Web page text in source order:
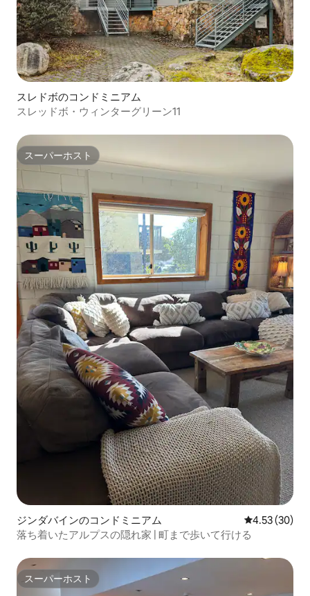
スレドボのコンドミニアム
スレッドボ・ウィンターグリーン11
スーパーホスト
スーパーホスト
ジンダバインのコンドミニアム レビュー30
4.53 (30)
落ち着いたアルプスの隠れ家 | 町まで歩いて行ける
スーパーホスト
スーパーホスト